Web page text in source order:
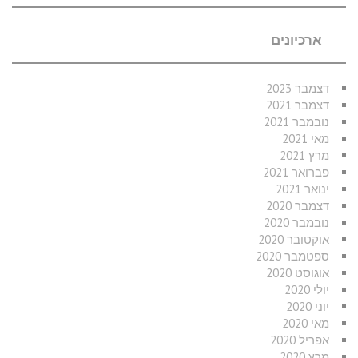
ארכיונים
דצמבר 2023
דצמבר 2021
נובמבר 2021
מאי 2021
מרץ 2021
פברואר 2021
ינואר 2021
דצמבר 2020
נובמבר 2020
אוקטובר 2020
ספטמבר 2020
אוגוסט 2020
יולי 2020
יוני 2020
מאי 2020
אפריל 2020